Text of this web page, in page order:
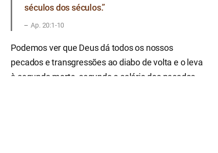
séculos dos séculos.”
Ap. 20:1-10
Podemos ver que Deus dá todos os nossos
pecados e transgressões ao diabo de volta e o leva
à segunda morte, segundo o salário dos pecados,